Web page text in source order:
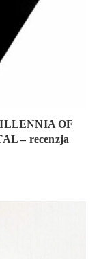
OF
– recenzja